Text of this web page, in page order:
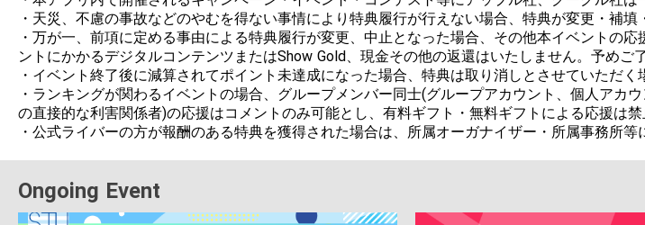
・天災、不慮の事故などのやむを得ない事情により特典履行が行えない場合、特典が変更・補
・万が一、前項に定める事由による特典履行が変更、中止となった場合、その他本イベントの
ントにかかるデジタルコンテンツまたはShow Gold、現金その他の返還はいたしません。予めご
・イベント終了後に減算されてポイント未達成になった場合、特典は取り消しとさせていただく
・ランキングが関わるイベントの場合、グループメンバー同士(グループアカウント、個人ア
の直接的な利害関係者)の応援はコメントのみ可能とし、有料ギフト・無料ギフトによる応援は禁
Ongoing Event